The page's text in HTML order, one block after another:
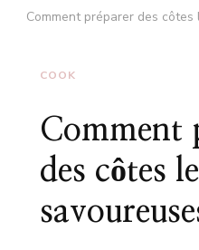
Comment préparer des
COOK
Comment
des côtes